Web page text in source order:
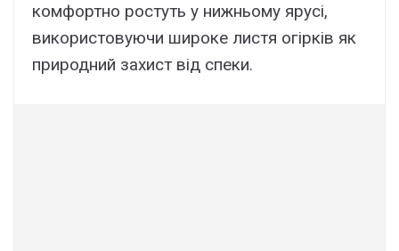
комфортно ростуть у нижньому ярусі,
використовуючи широке листя огірків як
природний захист від спеки.